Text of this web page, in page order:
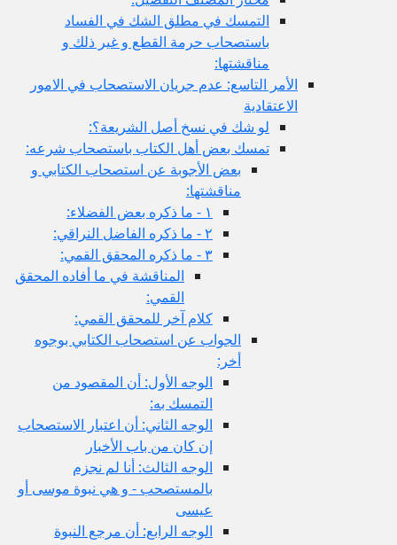
التمسك في مطلق الشك في الفساد
باستصحاب حرمة القطع و غير ذلك و
مناقشتها:
الأمر التاسع: عدم جريان الاستصحاب في الامور
الاعتقادية
لو شك في نسخ أصل الشريعة؟:
تمسك بعض أهل الكتاب باستصحاب شرعه:
بعض الأجوبة عن استصحاب الكتابي و
مناقشتها:
١ - ما ذكره بعض الفضلاء:
٢ - ما ذكره الفاضل النراقي:
٣ - ما ذكره المحقق القمي:
المناقشة في ما أفاده المحقق
القمي:
كلام آخر للمحقق القمي:
الجواب عن استصحاب الكتابي بوجوه
أخر:
الوجه الأول: أن المقصود من
التمسك به:
الوجه الثاني: أن اعتبار الاستصحاب
إن كان من باب الأخبار
الوجه الثالث: أنا لم نجزم
بالمستصحب - و هي نبوة موسى أو
عيسى
الوجه الرابع: أن مرجع النبوة